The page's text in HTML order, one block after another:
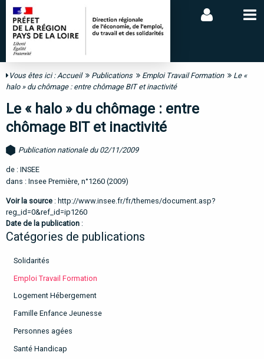
Vous êtes ici :Accueil Publications Emploi Travail Formation
Le «
halo » du chômage : entre chômage BIT et inactivité
Le « halo » du chômage : entre
chômage BIT et inactivité
Publication nationale du 02/11/2009
de : INSEE
dans : Insee Première, n°1260 (2009)
Voir la source : http://www.insee.fr/fr/themes/document.asp?
reg_id=0&ref_id=ip1260
Date de la publication :
Catégories de publications
Solidarités
Emploi Travail Formation
Logement Hébergement
Famille Enfance Jeunesse
Personnes agées
Santé Handicap